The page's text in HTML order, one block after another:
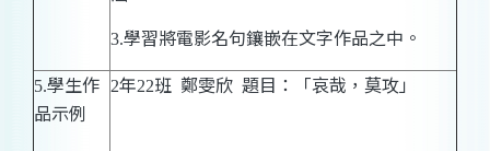
3.學習將電影名句鑲嵌在文字作品之中。
5.學生作
品示例
2年22班 鄭雯欣 題目：「哀哉，莫攻」